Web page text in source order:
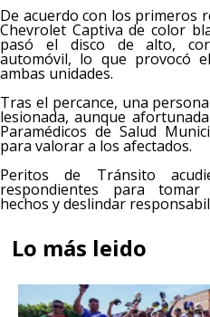
De acuerdo con los primeros
Chevrolet Captiva de color
pasó el disco de alto,
automóvil, lo que provocó
ambas unidades.
Tras el percance, una
lesionada, aunque
Paramédicos de Salud
para valorar a los afectados.
Peritos de Tránsito
respondientes para
hechos y deslindar
Lo más leido